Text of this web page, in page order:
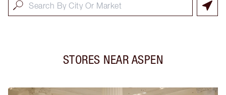
STORES NEAR ASPEN